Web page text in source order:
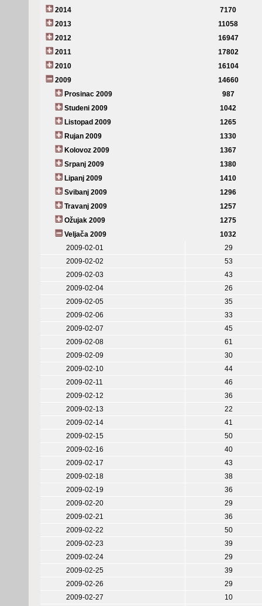
2014
7170
2013
11058
2012
16947
2011
17802
2010
16104
2009
14660
Prosinac 2009
987
Studeni 2009
1042
Listopad 2009
1265
Rujan 2009
1330
Kolovoz 2009
1367
Srpanj 2009
1380
Lipanj 2009
1410
Svibanj 2009
1296
Travanj 2009
1257
Ožujak 2009
1275
Veljača 2009
1032
2009-02-01
29
2009-02-02
53
2009-02-03
43
2009-02-04
26
2009-02-05
35
2009-02-06
33
2009-02-07
45
2009-02-08
61
2009-02-09
30
2009-02-10
44
2009-02-11
46
2009-02-12
36
2009-02-13
22
2009-02-14
41
2009-02-15
50
2009-02-16
40
2009-02-17
43
2009-02-18
38
2009-02-19
36
2009-02-20
29
2009-02-21
36
2009-02-22
50
2009-02-23
39
2009-02-24
29
2009-02-25
39
2009-02-26
29
2009-02-27
10